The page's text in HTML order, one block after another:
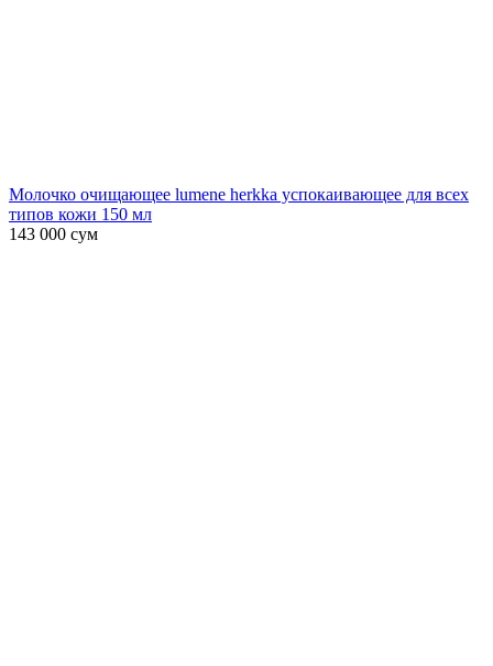
Молочко очищающее lumene herkka успокаивающее для всех
типов кожи 150 мл
143 000 сум